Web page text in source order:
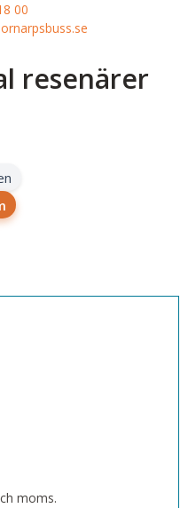
00
resenärer
moms.